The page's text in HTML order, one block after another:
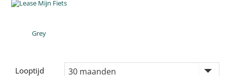
Grey
Looptijd